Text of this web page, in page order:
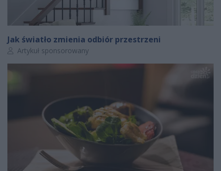
Jak światło zmienia odbiór przestrzeni
Autor artykułu:
Artykuł sponsorowany